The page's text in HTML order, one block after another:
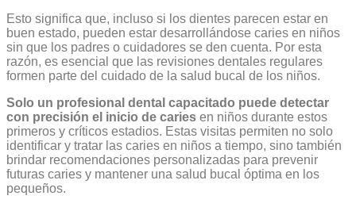
Esto significa que, incluso si los dientes parecen estar en
buen estado, pueden estar desarrollándose caries en niños
sin que los padres o cuidadores se den cuenta. Por esta
razón, es esencial que las revisiones dentales regulares
formen parte del cuidado de la salud bucal de los niños.
Solo un profesional dental capacitado puede detectar
con precisión el inicio de caries en niños durante estos
primeros y críticos estadios. Estas visitas permiten no solo
identificar y tratar las caries en niños a tiempo, sino también
brindar recomendaciones personalizadas para prevenir
futuras caries y mantener una salud bucal óptima en los
pequeños.